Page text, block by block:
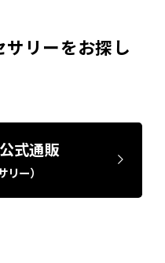
リーをお探し
式通販
リー）